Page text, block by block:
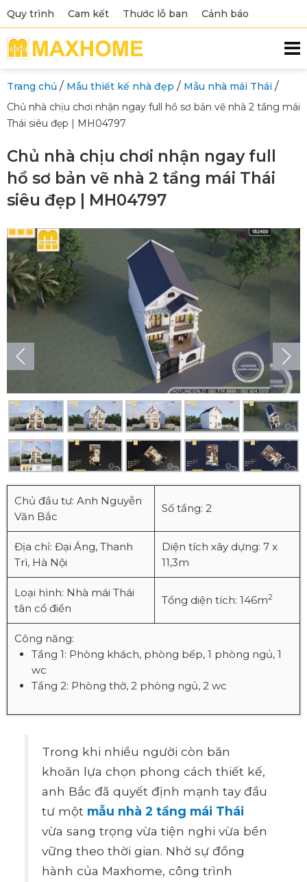
Quy trình Cam kết Thước lỗ ban Cảnh báo
Trang chủ / Mẫu thiết kế nhà đẹp / Mẫu nhà mái Thái /
Chủ nhà chịu chơi nhận ngay full hồ sơ bản vẽ nhà 2 tầng mái
Thái siêu đẹp | MH04797
Chủ nhà chịu chơi nhận ngay full
hồ sơ bản vẽ nhà 2 tầng mái Thái
siêu đẹp | MH04797
Chủ đầu tư: Anh Nguyễn
Văn Bắc
Số tầng: 2
Địa chỉ: Đại Áng, Thanh
Trì, Hà Nội
Diện tích xây dựng: 7 x
11,3m
Loại hình: Nhà mái Thái
tân cổ điển
Tổng diện tích: 146m2
Công năng:
Tầng 1: Phòng khách, phòng bếp, 1 phòng ngủ, 1
wc
Tầng 2: Phòng thờ, 2 phòng ngủ, 2 wc
Trong khi nhiều người còn băn
khoăn lựa chọn phong cách thiết kế,
anh Bắc đã quyết định mạnh tay đầu
tư một mẫu nhà 2 tầng mái Thái
vừa sang trọng vừa tiện nghi vừa bền
vững theo thời gian. Nhờ sự đồng
hành của Maxhome, công trình